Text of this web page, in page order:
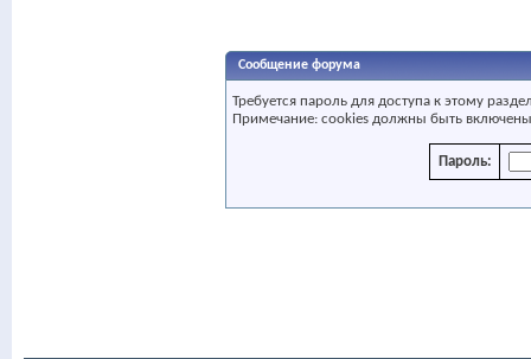
Сообщение форума
Требуется пароль для доступа к этому
Примечание: cookies должны быть
Пароль: